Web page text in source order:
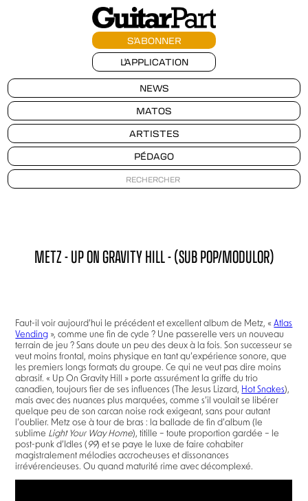
S'ABONNER
L'APPLICATION
NEWS
MATOS
ARTISTES
PÉDAGO
METZ - UP ON GRAVITY HILL - (SUB POP/MODULOR)
Faut-il voir aujourd’hui le précédent et excellent album de Metz, «Atlas
Vending », comme une fin de cycle ? Une passerelle vers un nouveau
terrain de jeu ? Sans doute un peu des deux à la fois. Son successeur se
veut moins frontal, moins physique en tant qu’expérience sonore, que
les premiers longs formats du groupe. Ce qui ne veut pas dire moins
abrasif. « Up On Gravity Hill » porte assurément la griffe du trio
canadien, toujours fier de ses influences (The Jesus Lizard, Hot Snakes),
mais avec des nuances plus marquées, comme s’il voulait se libérer
quelque peu de son carcan noise rock exigeant, sans pour autant
l’oublier. Metz ose à tour de bras : la ballade de fin d’album (le
sublime Light Your Way Home), titille – toute proportion gardée – le
post-punk d’Idles ( 99) et se paye le luxe de faire cohabiter
magistralement mélodies accrocheuses et dissonances
irrévérencieuses. Ou quand maturité rime avec décomplexé.